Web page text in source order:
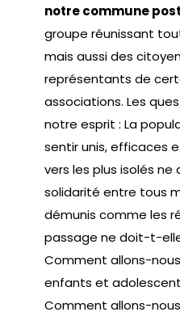
notre commune
groupe réunissant
mais aussi des
représentants de
associations. Les
notre esprit : La
sentir unis, efficaces
vers les plus isolés
solidarité entre tous
démunis comme les
passage ne doit-t-
Comment allons-
enfants et
Comment allons-